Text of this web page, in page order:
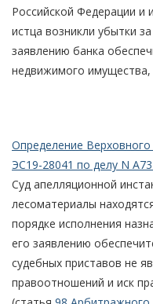
Российской Федерации и
истца возникли убытки
заявлению банка
недвижимого
Определение
ЭС19-28041 по делу N
Суд апелляционной
лесоматериалы
порядке исполнения
его заявлению
судебных приставов не
правоотношений и иск